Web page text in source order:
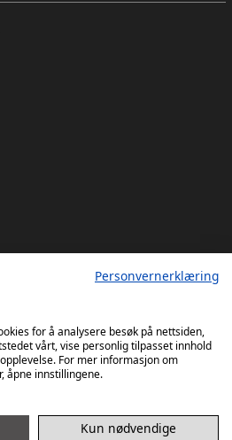
Håndball
ELVERUM HÅNDBALL
Personvernerklæring
for å analysere besøk på nettsiden,
vårt, vise personlig tilpasset innhold
For mer informasjon om
åpne innstillingene.
Kun nødvendige